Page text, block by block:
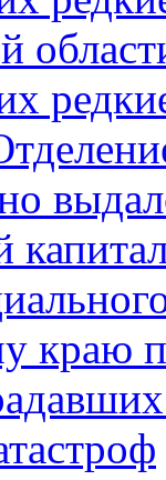
краю